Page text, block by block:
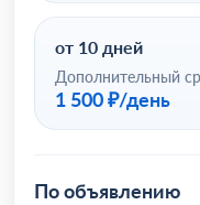
от 10 дней
Дополнительный
1 500 ₽/день
По объявлению